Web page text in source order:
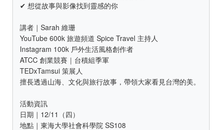
✔ 想從故事與影像找到靈感的你
講者｜Sarah 維珊
YouTube 600k 旅遊頻道 Spice Travel 主持人
Instagram 100k 戶外生活風格創作者
ATCC 創業競賽｜台積組季軍
TEDxTamsui 策展人
擅長透過山海、文化與旅行故事，帶領大家看見台灣的美。
活動資訊
日期｜12/11（四）
地點｜東海大學社會科學院 SS108